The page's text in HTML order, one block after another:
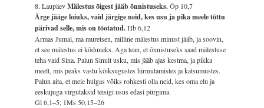
8. LaupäevMälestus õigest jääb õnnistuseks.Õp 10,7
Ärge jääge loiuks, vaid järgige neid, kes usu ja pika meele tõttu
pärivad selle, mis on tõotatud.Hb 6,12
Armas Jumal, ma muretsen, milline mälestus minust jääb, ja soovin,
et see mälestus ei kõduneks. Aga tean, et õnnistuseks saad mälestuse
teha vaid Sina. Palun Sinult usku, mis jääb ajas kestma, ja pikka
meelt, mis peaks vastu kõiksugustes hirmutamistes ja katsumustes.
Palun aita, et meie hulgas võiks rohkesti olla neid, kes oma elu ja
eeskujuga virgutaksid teisigi usus edasi pürgima.
Gl 6,1–5; 1Ms 50,15–26